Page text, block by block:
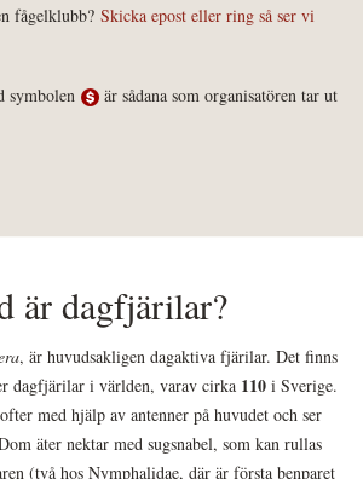
fågelklubb? Skicka epost eller ring så ser vi
symbolen
är sådana som organisatören tar ut
är dagfjärilar?
, är huvudsakligen dagaktiva fjärilar. Det finns
dagfjärilar i världen, varav cirka 110 i Sverige.
med hjälp av antenner på huvudet och ser
äter nektar med sugsnabel, som kan rullas
(två hos Nymphalidae, där är första benparet